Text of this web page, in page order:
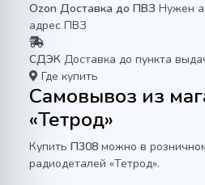
Ozon Доставка до ПВЗ Нужен
адрес ПВЗ
СДЭК Доставка до пункта
Где купить
Самовывоз из
«Тетрод»
Купить П308 можно в
радиодеталей «Тетрод».